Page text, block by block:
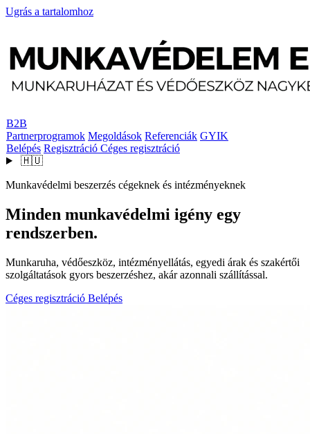
Ugrás a tartalomhoz
B2B
Partnerprogramok Megoldások Referenciák GYIK
Belépés Regisztráció Céges regisztráció
🇭🇺
Munkavédelmi beszerzés cégeknek és intézményeknek
Minden munkavédelmi igény egy
rendszerben.
Munkaruha, védőeszköz, intézményellátás, egyedi árak és szakértői
szolgáltatások gyors beszerzéshez, akár azonnali szállítással.
Céges regisztráció Belépés